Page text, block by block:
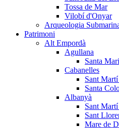
Tossa de Mar
Vilobí d'Onyar
Arqueologia
Patrimoni
Alt Empordà
Agullana
Santa
Cabanelles
Sant Martí
Santa
Albanyà
Sant
Sant
Mare de